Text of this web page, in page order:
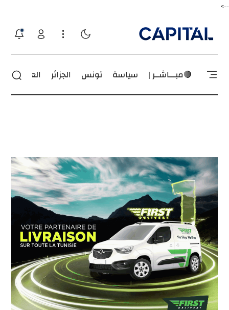
-->
🔴مبـــاشــر | سياسة تونس الجزائر العالم